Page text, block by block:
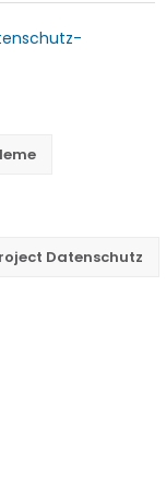
Datenschutz